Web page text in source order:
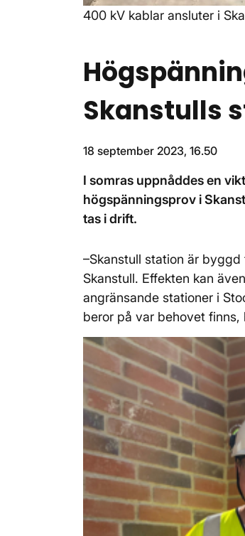
400 kV kablar ansluter i
Skanstulls
18 september 2023, 16.50
I somras uppnåddes en
högspänningsprov i
tas i drift.
–Skanstull station är
Skanstull. Effekten kan
angränsande stationer i
beror på var behovet